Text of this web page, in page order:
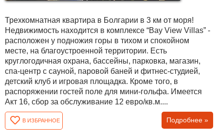
Трехкомнатная квартира в Болгарии в 3 км от моря!
Недвижимость находится в комплексе “Bay View Villas” -
расположен у подножия горы в тихом и спокойном
месте, на благоустроенной территории. Есть
круглогодичная охрана, бассейны, парковка, магазин,
спа-центр с сауной, паровой баней и фитнес-студией,
детский клуб и игровая площадка. Кроме того, в
распоряжении гостей поле для мини-гольфа. Имеется
Акт 16, сбор за обслуживание 12 евро/кв.м....
В ИЗБРАННОЕ Подробнее »